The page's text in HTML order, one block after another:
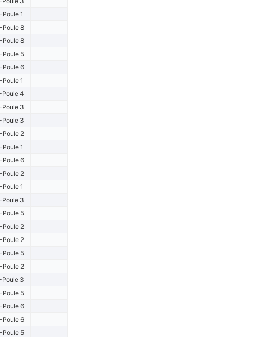
Poule 1
Poule 8
Poule 8
Poule 5
Poule 6
Poule 1
Poule 4
Poule 3
Poule 3
Poule 2
Poule 1
Poule 6
Poule 2
Poule 1
Poule 3
Poule 5
Poule 2
Poule 2
Poule 5
Poule 2
Poule 3
Poule 5
Poule 6
Poule 6
Poule 5